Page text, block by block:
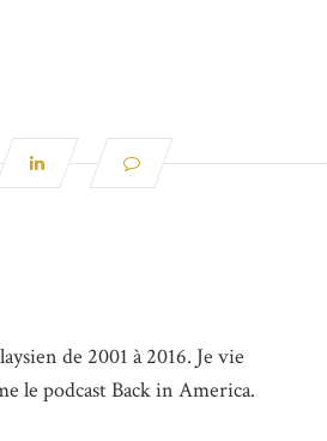
de 2001 à 2016. Je vie
le podcast Back in America.